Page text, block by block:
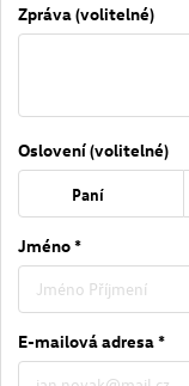
Zpráva (volitelné)
Oslovení (volitelné)
Paní
Jméno *
E-mailová adresa *